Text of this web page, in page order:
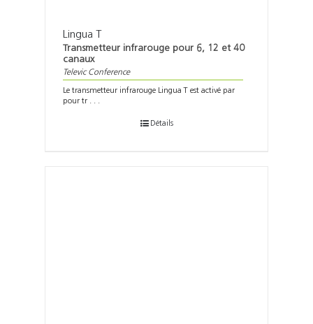
Lingua T
Transmetteur infrarouge pour 6, 12 et 40
canaux
Televic Conference
Le transmetteur infrarouge Lingua T est activé par
pour tr . . .
Détails